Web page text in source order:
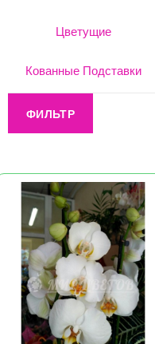
Цветущие
Кованные Подставки
ФИЛЬТР